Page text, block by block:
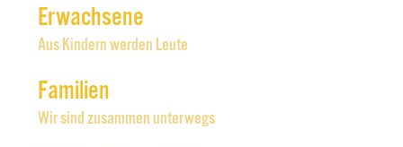
Erwachsene
Aus Kindern werden Leute
Familien
Wir sind zusammen unterwegs